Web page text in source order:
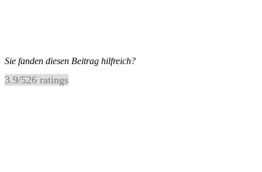
Sie fanden diesen Beitrag hilfreich?
3.9/526 ratings